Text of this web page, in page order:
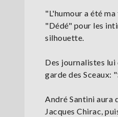
"L'humour a été
"Dédé" pour les
silhouette.
Des journalistes
garde des Sceaux:
André Santini aura
Jacques Chirac,